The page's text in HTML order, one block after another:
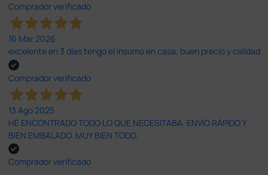
Comprador verificado
16 Mar 2026
excelente en 3 días tengo el insumo en casa, buen precio y calidad
Comprador verificado
13 Ago 2025
HE ENCONTRADO TODO LO QUE NECESITABA. ENVÍO RÁPIDO Y
BIEN EMBALADO. MUY BIEN TODO.
Comprador verificado